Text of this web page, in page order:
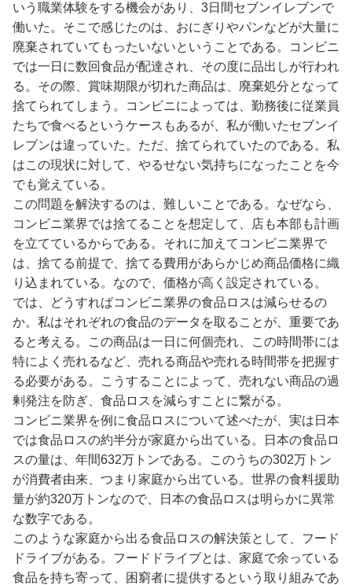
いう職業体験をする機会があり、3日間セブンイレブンで
働いた。そこで感じたのは、おにぎりやパンなどが大量に
廃棄されていてもったいないということである。コンビニ
では一日に数回食品が配達され、その度に品出しが行われ
る。その際、賞味期限が切れた商品は、廃棄処分となって
捨てられてしまう。コンビニによっては、勤務後に従業員
たちで食べるというケースもあるが、私が働いたセブンイ
レブンは違っていた。ただ、捨てられていたのである。私
はこの現状に対して、やるせない気持ちになったことを今
でも覚えている。
この問題を解決するのは、難しいことである。なぜなら、
コンビニ業界では捨てることを想定して、店も本部も計画
を立てているからである。それに加えてコンビニ業界で
は、捨てる前提で、捨てる費用があらかじめ商品価格に織
り込まれている。なので、価格が高く設定されている。
では、どうすればコンビニ業界の食品ロスは減らせるの
か。私はそれぞれの食品のデータを取ることが、重要であ
ると考える。この商品は一日に何個売れ、この時間帯には
特によく売れるなど、売れる商品や売れる時間帯を把握す
る必要がある。こうすることによって、売れない商品の過
剰発注を防ぎ、食品ロスを減らすことに繋がる。
コンビニ業界を例に食品ロスについて述べたが、実は日本
では食品ロスの約半分が家庭から出ている。日本の食品ロ
スの量は、年間632万トンである。このうちの302万トン
が消費者由来、つまり家庭から出ている。世界の食料援助
量が約320万トンなので、日本の食品ロスは明らかに異常
な数字である。
このような家庭から出る食品ロスの解決策として、フード
ドライブがある。フードドライブとは、家庭で余っている
食品を持ち寄って、困窮者に提供するという取り組みであ